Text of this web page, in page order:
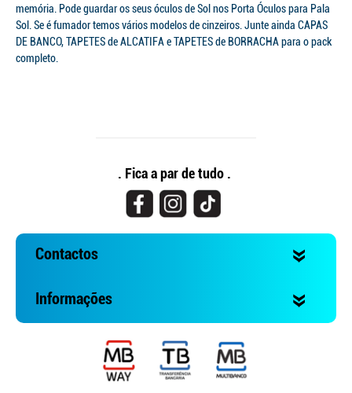
memória. Pode guardar os seus óculos de Sol nos Porta Óculos para Pala
Sol. Se é fumador temos vários modelos de cinzeiros. Junte ainda CAPAS
DE BANCO, TAPETES de ALCATIFA e TAPETES de BORRACHA para o pack
completo.
. Fica a par de tudo .
Contactos
Informações